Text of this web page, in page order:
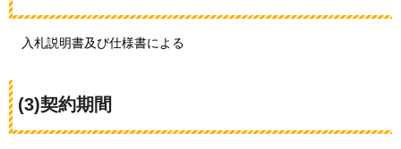
入札説明書及び仕様書による
(3)契約期間